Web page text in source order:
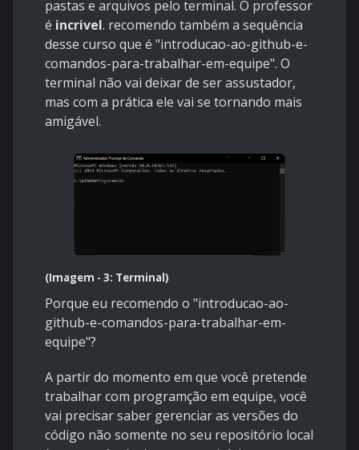
pastas e arquivos pelo terminal. O professor
é incrivel. recomendo também a sequência
desse curso que é "introducao-ao-github-e-
comandos-para-trabalhar-em-equipe". O
terminal não vai deixar de ser assustador,
mas com a prática ele vai se tornando mais
amigável.
(Imagem - 3: Terminal)
Porque eu recomendo o "introducao-ao-
github-e-comandos-para-trabalhar-em-
equipe"?
A partir do momento em que você pretende
trabalhar com programção em equipe, você
vai precisar saber gerenciar as versões do
código não somente no seu repositório local